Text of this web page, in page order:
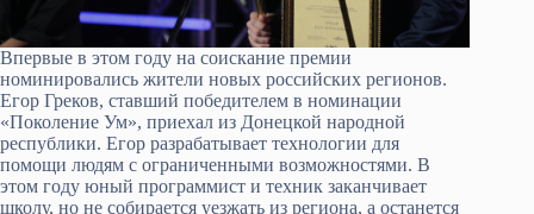
Впервые в этом году на соискание премии
номинировались жители новых российских регионов.
Егор Греков, ставший победителем в номинации
«Поколение Ум», приехал из Донецкой народной
республики. Егор разрабатывает технологии для
помощи людям с ограниченными возможностями. В
этом году юный программист и техник заканчивает
школу, но не собирается уезжать из региона, а останется